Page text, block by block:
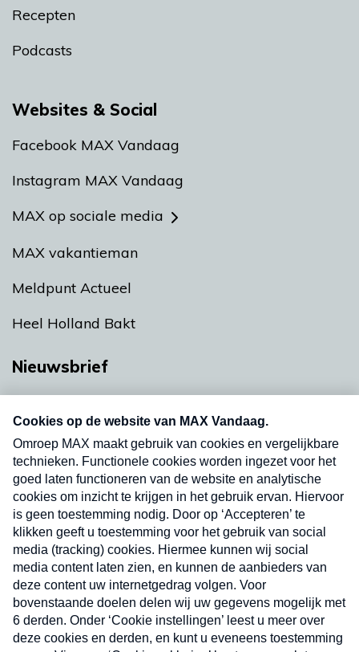
Recepten
Podcasts
Websites & Social
Facebook MAX Vandaag
Instagram MAX Vandaag
MAX op sociale media
MAX vakantieman
Meldpunt Actueel
Heel Holland Bakt
Nieuwsbrief
nieuwsbrief. Elke vrijdag- en dinsdagochtend in
uw mailbox.
Verzend
Nieuwsbrief